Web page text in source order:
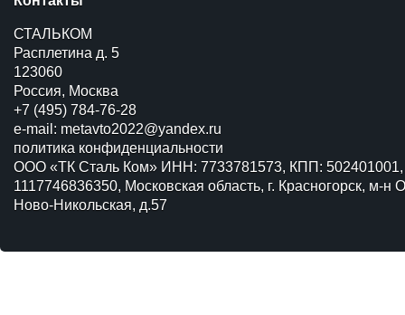
СТАЛЬКОМ
Расплетина д. 5
123060
Россия, Москва
+7 (495) 784-76-28
e-mail: metavto2022@yandex.ru
политика конфиденциальности
ООО «ТК Сталь Ком» ИНН: 7733781573, КПП:
1117746836350, Московская область, г. Красногорск, м-н
Ново-Никольская, д.57